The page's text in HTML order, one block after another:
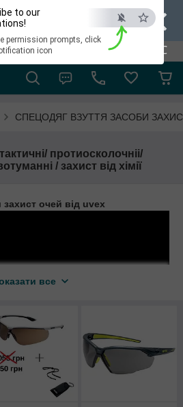
×
ESC
to our
permission prompts, click
icon
СПЕЦОДЯГ ВЗУТТЯ ЗАСОБИ
протиосколочніі/
/ захист від хімії
очей від uvex
який поєднує в собі безпеку,
та дизайн, щоб відповідати
та торгівлі - це
від uvex, коли йдеться про купівлю
частин тіла і тому потребують
все